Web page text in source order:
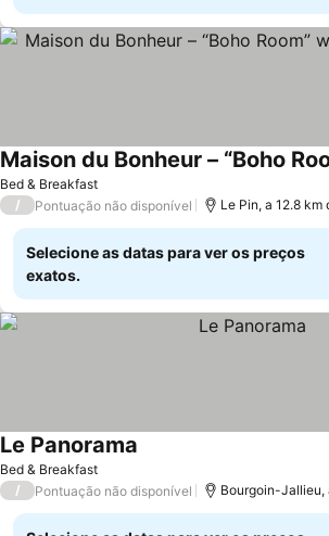
Bed & Breakfast
Ver preços
/ Pontuação não disponível Le Pin, a 12.8
Selecione as datas para ver os preços
exatos.
Bed & Breakfast
Le Panorama
/ Pontuação não disponível Bourgoin-Jallieu,